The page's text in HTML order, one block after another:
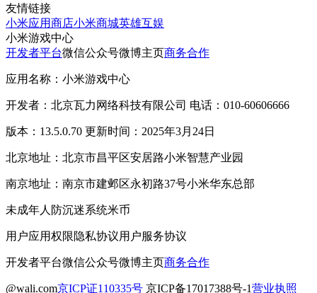
友情链接
小米应用商店小米商城英雄互娱
小米游戏中心
开发者平台微信公众号微博主页商务合作
应用名称：小米游戏中心
开发者：北京瓦力网络科技有限公司 电话：010-60606666
版本：13.5.0.70 更新时间：2025年3月24日
北京地址：北京市昌平区安居路小米智慧产业园
南京地址：南京市建邺区永初路37号小米华东总部
未成年人防沉迷系统米币
用户应用权限隐私协议用户服务协议
开发者平台微信公众号微博主页商务合作
@wali.com京ICP证110335号 京ICP备17017388号-1营业执照